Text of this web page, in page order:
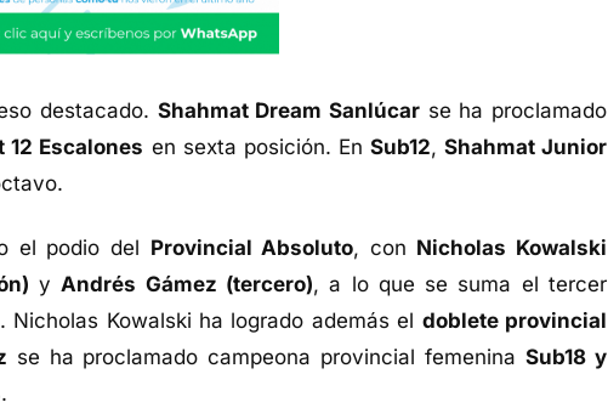
destacado. Shahmat Dream Sanlúcar se ha proclamado
12 Escalones en sexta posición. En Sub12, Shahmat Junior
el podio del Provincial Absoluto, con Nicholas Kowalski
y Andrés Gámez (tercero), a lo que se suma el tercer
Nicholas Kowalski ha logrado además el doblete provincial
se ha proclamado campeona provincial femeninaSub18 y
.